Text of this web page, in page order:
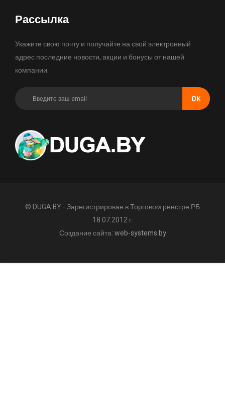
Рассылка
Укажите свою почту и получайте на свой электронный
адрес последние новости, акции и бонусы от нашей
компании.
OК
© DUGA.BY - Зарегистрирован в Торговом реестре РБ
18.07.2012 г.
Создание сайта:web-systems.by